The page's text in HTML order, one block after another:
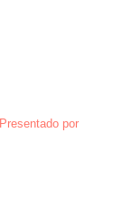
Presentado por